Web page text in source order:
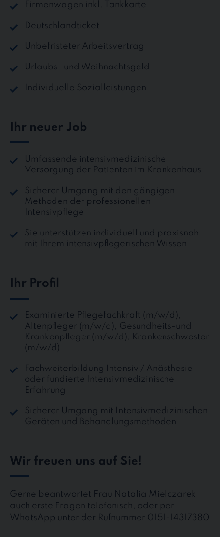
Firmenwagen inkl. Tankkarte
Deutschlandticket
Unbefristeter Arbeitsvertrag
Urlaubs- und Weihnachtsgeld
Individuelle Sozialleistungen
Ihr neuer Job
Umfassende intensivmedizinische
Versorgung der Patienten im Krankenhaus
Sicherer Umgang mit den gängigen
Methoden der professionellen
Intensivpflege
Sie unterstützen individuell und praxisnah
mit Ihrem intensivpflegerischen Wissen
Ihr Profil
Examinierte Pflegefachkraft (m/w/d),
Altenpfleger (m/w/d), Gesundheits-und
Krankenpfleger (m/w/d), Krankenschwester
(m/w/d)
Fachweiterbildung Intensiv / Anästhesie
oder fundierte Intensivmedizinische
Erfahrung
Sicherer Umgang mit Intensivmedizinischen
Geräten und Behandlungsmethoden
Wir freuen uns auf Sie!
Gerne beantwortet Frau Natalia Mielczarek
auch erste Fragen telefonisch, oder per
WhatsApp unter der Rufnummer 0151-14317380